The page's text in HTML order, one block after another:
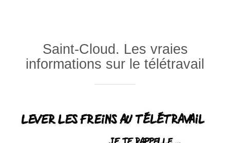
Saint-Cloud. Les vraies
informations sur le télétravail